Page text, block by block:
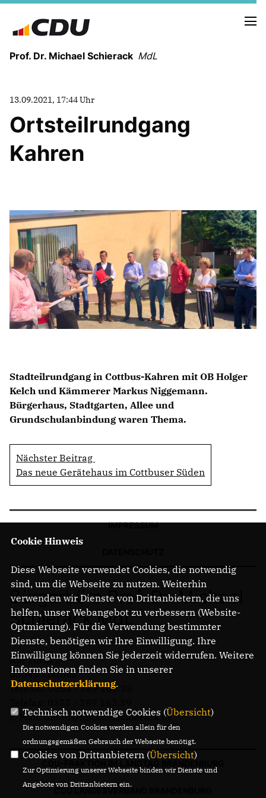
Prof. Dr. Michael Schierack MdL
POLITIK
SICHERHEIT UND ZUSAMMENHALT
MITTELSTAND UND INDUSTRIE
BILDUNG
IDENTITÄT
MEINE 10 PUNKTE
PRAKTIKUM
LINKS
13.09.2021, 17:44 Uhr
Ortsteilrundgang
Kahren
Stadteilrundgang in Cottbus-Kahren mit OB Holger
Kelch und Kämmerer Markus Niggemann.
Bürgerhaus, Stadtgarten, Allee und
Grundschulanbindung waren Thema.
Nächster Beitrag
Das neue Gerätehaus im Cottbuser Süden
IMPRESSUM
Bürgerbüro Prof. Dr. Michael
Schierack MdL
Am Turm 14
03046 Cottbus
Telefon: 0355 / 289 162 38
E-Mail: buero@michaelschierack.de
Cookie Hinweis
Diese Webseite verwendet Cookies, die notwendig
sind, um die Webseite zu nutzen. Weiterhin
verwenden wir Dienste von Drittanbietern, die uns
helfen, unser Webangebot zu verbessern (Website-
Optmierung). Für die Verwendung bestimmter
Dienste, benötigen wir Ihre Einwilligung. Ihre
Einwilligung können Sie jederzeit widerrufen. Weitere
Informationen finden Sie in unserer
Datenschutzerklärung.
Technisch notwendige Cookies (Übersicht)
Die notwendigen Cookies werden allein für den
ordnungsgemäßen Gebrauch der Webseite benötigt.
Cookies von Drittanbietern (Übersicht)
Zur Optimierung unserer Webseite binden wir Dienste und
Angebote von Drittanbietern ein.